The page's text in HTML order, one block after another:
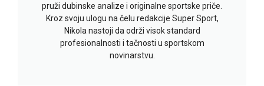
pruži dubinske analize i originalne sportske priče.
Kroz svoju ulogu na čelu redakcije Super Sport,
Nikola nastoji da održi visok standard
profesionalnosti i tačnosti u sportskom
novinarstvu.